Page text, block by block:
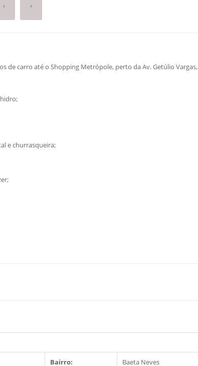
‹ ›
de carro até o Shopping Metrópole, perto da Av. Getúlio Vargas,
e churrasqueira;
Bairro: Baeta Neves